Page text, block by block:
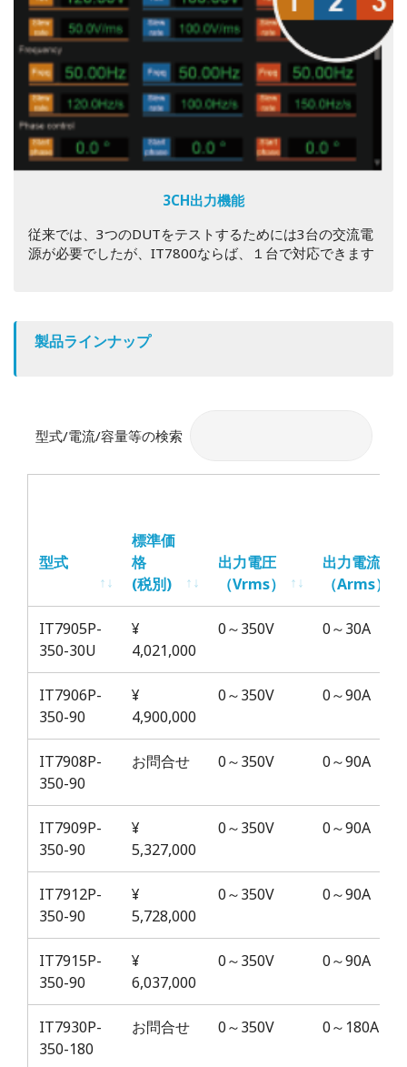
3CH出力機能
従来では、3つのDUTをテストするためには3台の交流電
源が必要でしたが、IT7800ならば、１台で対応できます
製品ラインナップ
型式/電流/容量等の検索
型式
標準価
格
(税別)
出力電圧
（Vrms）
出力電流
（Arms）
型式
標準価
格
(税別)
出力電圧
（Vrms）
出力電流
（
Arms
IT7905P-
350-30U
¥
4,021,000
0～350V 0～30A
IT7906P-
350-90
¥
4,900,000
0～350V 0～90A
IT7908P-
350-90
お問合せ 0～350V 0～90A
IT7909P-
350-90
¥
5,327,000
0～350V 0～90A
IT7912P-
350-90
¥
5,728,000
0～350V 0～90A
IT7915P-
350-90
¥
6,037,000
0～350V 0～90A
IT7930P-
350-180
お問合せ 0～350V 0～180A